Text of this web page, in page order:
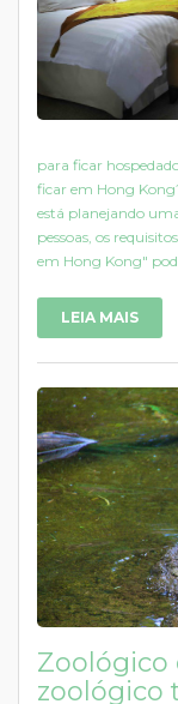
para ficar
ficar em Hong
está planejando
pessoas, os
em Hong Kong"
LEIA MAIS
Zoológico
zoológico